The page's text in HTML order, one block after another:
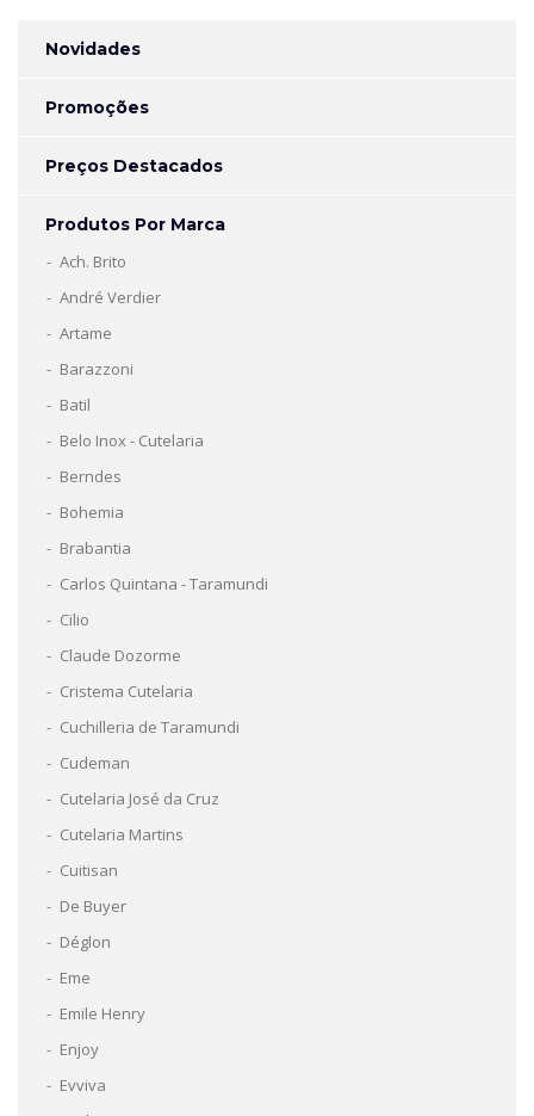
Novidades
Promoções
Preços Destacados
Produtos Por Marca
Ach. Brito
André Verdier
Artame
Barazzoni
Batil
Belo Inox - Cutelaria
Berndes
Bohemia
Brabantia
Carlos Quintana - Taramundi
Cilio
Claude Dozorme
Cristema Cutelaria
Cuchilleria de Taramundi
Cudeman
Cutelaria José da Cruz
Cutelaria Martins
Cuitisan
De Buyer
Déglon
Eme
Emile Henry
Enjoy
Evviva